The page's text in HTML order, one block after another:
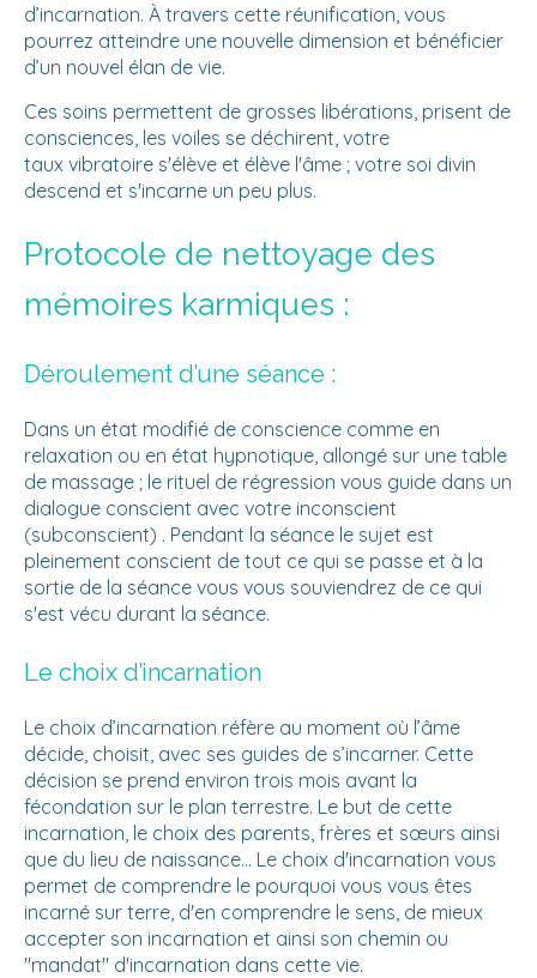
d’incarnation. À travers cette réunification, vous
pourrez atteindre une nouvelle dimension et bénéficier
d’un nouvel élan de vie.
Ces soins permettent de grosses libérations, prisent de
consciences, les voiles se déchirent, votre
taux vibratoire s'élève et élève l'âme ; votre soi divin
descend et s'incarne un peu plus.
Protocole de nettoyage des
mémoires karmiques :
Déroulement d’une séance :
Dans un état modifié de conscience comme en
relaxation ou en état hypnotique, allongé sur une table
de massage ; le rituel de régression vous guide dans un
dialogue conscient avec votre inconscient
(subconscient) . Pendant la séance le sujet est
pleinement conscient de tout ce qui se passe et à la
sortie de la séance vous vous souviendrez de ce qui
s'est vécu durant la séance.
Le choix d’incarnation
Le choix d’incarnation réfère au moment où l’âme
décide, choisit, avec ses guides de s’incarner. Cette
décision se prend environ trois mois avant la
fécondation sur le plan terrestre. Le but de cette
incarnation, le choix des parents, frères et sœurs ainsi
que du lieu de naissance... Le choix d'incarnation vous
permet de comprendre le pourquoi vous vous êtes
incarné sur terre, d'en comprendre le sens, de mieux
accepter son incarnation et ainsi son chemin ou
"mandat" d'incarnation dans cette vie.